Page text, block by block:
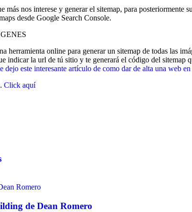
nos interese y generar el sitemap, para posteriormente
desde Google Search Console.
herramienta online para generar un sitemap de todas las
indicar la url de tú sitio y te generará el código del
dejo este interesante artículo de como dar de alta una web
Click aquí
de Dean Romero